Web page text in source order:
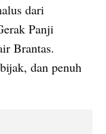
dari
Panji
Brantas.
dan penuh